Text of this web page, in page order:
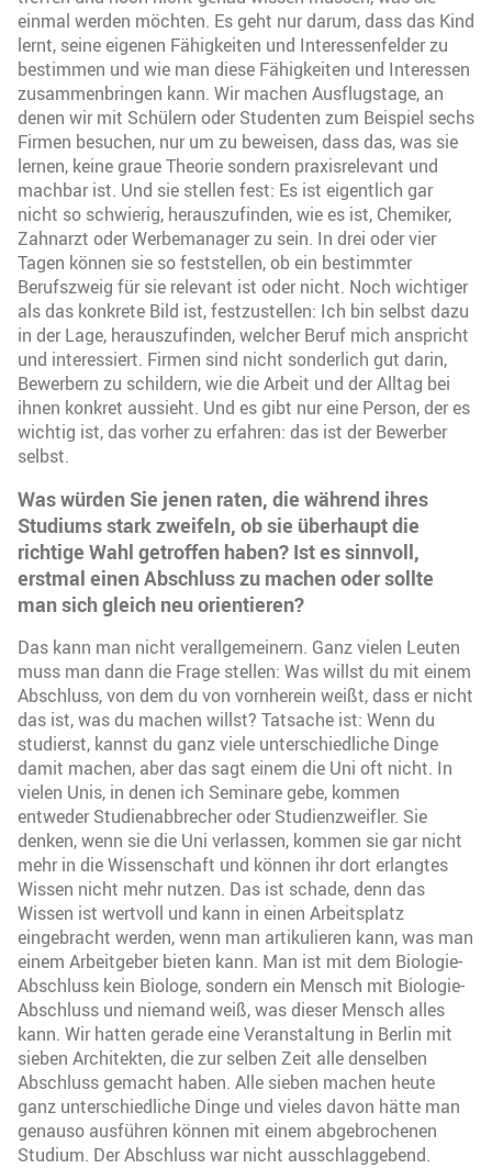
einmal werden möchten. Es geht nur darum, dass das Kind
lernt, seine eigenen Fähigkeiten und Interessenfelder zu
bestimmen und wie man diese Fähigkeiten und Interessen
zusammenbringen kann. Wir machen Ausflugstage, an
denen wir mit Schülern oder Studenten zum Beispiel sechs
Firmen besuchen, nur um zu beweisen, dass das, was sie
lernen, keine graue Theorie sondern praxisrelevant und
machbar ist. Und sie stellen fest: Es ist eigentlich gar
nicht so schwierig, herauszufinden, wie es ist, Chemiker,
Zahnarzt oder Werbemanager zu sein. In drei oder vier
Tagen können sie so feststellen, ob ein bestimmter
Berufszweig für sie relevant ist oder nicht. Noch wichtiger
als das konkrete Bild ist, festzustellen: Ich bin selbst dazu
in der Lage, herauszufinden, welcher Beruf mich anspricht
und interessiert. Firmen sind nicht sonderlich gut darin,
Bewerbern zu schildern, wie die Arbeit und der Alltag bei
ihnen konkret aussieht. Und es gibt nur eine Person, der es
wichtig ist, das vorher zu erfahren: das ist der Bewerber
selbst.
Was würden Sie jenen raten, die während ihres
Studiums stark zweifeln, ob sie überhaupt die
richtige Wahl getroffen haben? Ist es sinnvoll,
erstmal einen Abschluss zu machen oder sollte
man sich gleich neu orientieren?
Das kann man nicht verallgemeinern. Ganz vielen Leuten
muss man dann die Frage stellen: Was willst du mit einem
Abschluss, von dem du von vornherein weißt, dass er nicht
das ist, was du machen willst? Tatsache ist: Wenn du
studierst, kannst du ganz viele unterschiedliche Dinge
damit machen, aber das sagt einem die Uni oft nicht. In
vielen Unis, in denen ich Seminare gebe, kommen
entweder Studienabbrecher oder Studienzweifler. Sie
denken, wenn sie die Uni verlassen, kommen sie gar nicht
mehr in die Wissenschaft und können ihr dort erlangtes
Wissen nicht mehr nutzen. Das ist schade, denn das
Wissen ist wertvoll und kann in einen Arbeitsplatz
eingebracht werden, wenn man artikulieren kann, was man
einem Arbeitgeber bieten kann. Man ist mit dem Biologie-
Abschluss kein Biologe, sondern ein Mensch mit Biologie-
Abschluss und niemand weiß, was dieser Mensch alles
kann. Wir hatten gerade eine Veranstaltung in Berlin mit
sieben Architekten, die zur selben Zeit alle denselben
Abschluss gemacht haben. Alle sieben machen heute
ganz unterschiedliche Dinge und vieles davon hätte man
genauso ausführen können mit einem abgebrochenen
Studium. Der Abschluss war nicht ausschlaggebend.